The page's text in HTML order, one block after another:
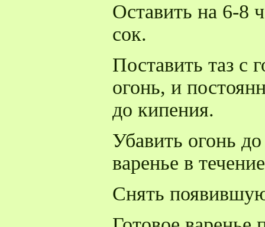
Оставить на 6-8
сок.
Поставить таз с
огонь, и
до кипения.
Убавить огонь
варенье в
Снять